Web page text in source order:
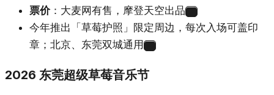
票价：大麦网有售，摩登天空出品
今年推出「草莓护照」限定周边，每次入场可盖印
章；北京、东莞双城通用
2026 东莞超级草莓音乐节